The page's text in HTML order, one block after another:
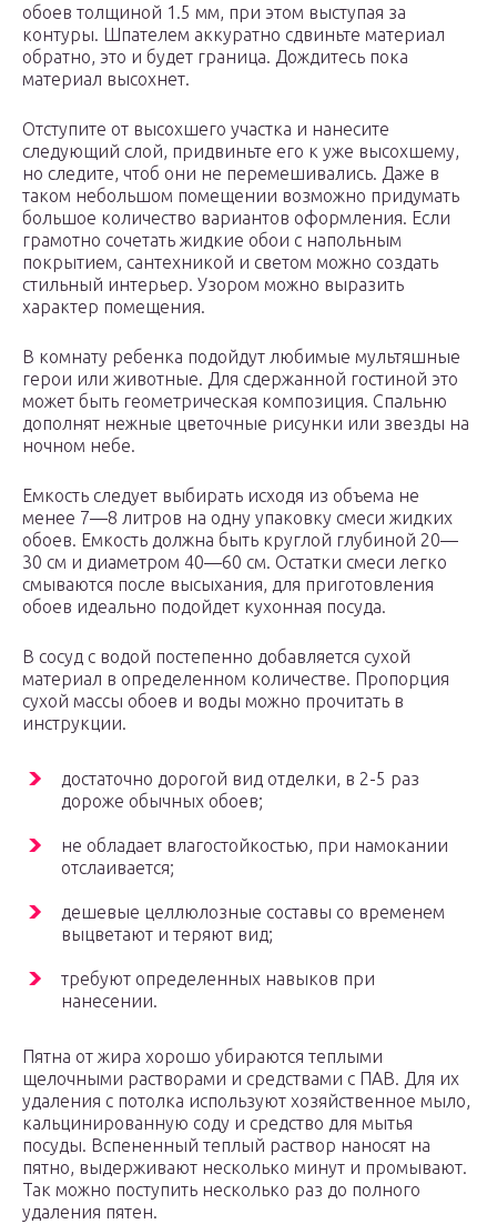
обоев толщиной 1.5 мм, при этом выступая за
контуры. Шпателем аккуратно сдвиньте материал
обратно, это и будет граница. Дождитесь пока
материал высохнет.
Отступите от высохшего участка и нанесите
следующий слой, придвиньте его к уже высохшему,
но следите, чтоб они не перемешивались. Даже в
таком небольшом помещении возможно придумать
большое количество вариантов оформления. Если
грамотно сочетать жидкие обои с напольным
покрытием, сантехникой и светом можно создать
стильный интерьер. Узором можно выразить
характер помещения.
В комнату ребенка подойдут любимые мультяшные
герои или животные. Для сдержанной гостиной это
может быть геометрическая композиция. Спальню
дополнят нежные цветочные рисунки или звезды на
ночном небе.
Емкость следует выбирать исходя из объема не
менее 7—8 литров на одну упаковку смеси жидких
обоев. Емкость должна быть круглой глубиной 20—
30 см и диаметром 40—60 см. Остатки смеси легко
смываются после высыхания, для приготовления
обоев идеально подойдет кухонная посуда.
В сосуд с водой постепенно добавляется сухой
материал в определенном количестве. Пропорция
сухой массы обоев и воды можно прочитать в
инструкции.
достаточно дорогой вид отделки, в 2-5 раз
дороже обычных обоев;
не обладает влагостойкостью, при намокании
отслаивается;
дешевые целлюлозные составы со временем
выцветают и теряют вид;
требуют определенных навыков при
нанесении.
Пятна от жира хорошо убираются теплыми
щелочными растворами и средствами с ПАВ. Для их
удаления с потолка используют хозяйственное мыло,
кальцинированную соду и средство для мытья
посуды. Вспененный теплый раствор наносят на
пятно, выдерживают несколько минут и промывают.
Так можно поступить несколько раз до полного
удаления пятен.